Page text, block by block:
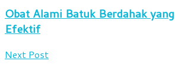
Obat Alami Batuk Berdahak
Efektif
Next Post